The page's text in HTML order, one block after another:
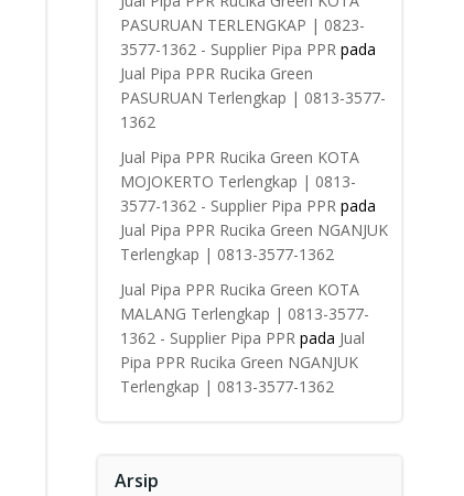
PASURUAN TERLENGKAP | 0823-
3577-1362 - Supplier Pipa PPRpada
Jual Pipa PPR Rucika Green
PASURUAN Terlengkap | 0813-3577-
1362
Jual Pipa PPR Rucika Green KOTA
MOJOKERTO Terlengkap | 0813-
3577-1362 - Supplier Pipa PPRpada
Jual Pipa PPR Rucika Green NGANJUK
Terlengkap | 0813-3577-1362
Jual Pipa PPR Rucika Green KOTA
MALANG Terlengkap | 0813-3577-
1362 - Supplier Pipa PPRpada Jual
Pipa PPR Rucika Green NGANJUK
Terlengkap | 0813-3577-1362
Arsip